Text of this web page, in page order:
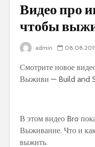
Видео про
чтобы
admin
Смотрите новое
Выживи — Build and
В этом видео Bro
Выживание. Что и
выжить.